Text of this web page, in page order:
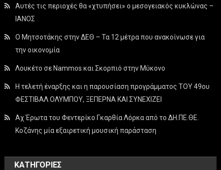
Αυτές τις περιοχές θα «χτυπήσει» ο μεσογειακός κυκλώνας –
ΙΑΝΟΣ
Ο Μητσοτάκης στην ΔΕΘ – Τα 12 μέτρα που ανακοίνωσε για
την οικονομία
Λουκέτο σε Nammos και Σκορπιό στην Μύκονο
Η τελετή έναρξης και η παρουσίαση προγράμματος ΤΟΥ 49ου
ΦΕΣΤΙΒΑΛ ΟΛΥΜΠΟΥ, ΞΕΠΕΡΝΑ ΚΑΙ ΣΥΝΕΧΙΖΕΙ
Αχ Έρωτα του Φεντερίκο Γκαρθία Λόρκα από το ΔΗ.ΠΕ.ΘΕ.
Κοζάνης μία εξαιρετική μουσική παράσταση
KΑΤΗΓΟΡΊΕΣ